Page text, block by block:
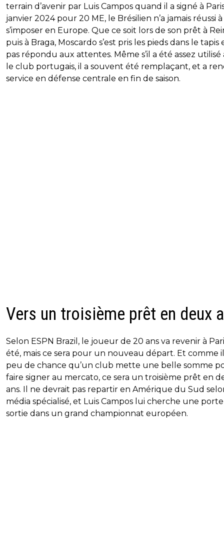
terrain d’avenir par Luis Campos quand il a signé à
janvier 2024 pour 20 ME, le Brésilien n’a jamais réussi à
s’imposer en Europe. Que ce soit lors de son prêt à
puis à Braga, Moscardo s’est pris les pieds dans le tapis
pas répondu aux attentes. Même s’il a été assez utilisé
le club portugais, il a souvent été remplaçant, et a
service en défense centrale en fin de saison.
Vers un troisième prêt en deux
Selon ESPN Brazil, le joueur de 20 ans va revenir à
été, mais ce sera pour un nouveau départ. Et comme
peu de chance qu’un club mette une belle somme
faire signer au mercato, ce sera un troisième prêt en
ans. Il ne devrait pas repartir en Amérique du Sud
média spécialisé, et Luis Campos lui cherche une
sortie dans un grand championnat européen.